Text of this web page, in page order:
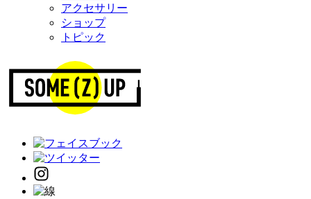
アクセサリー
ショップ
トピック